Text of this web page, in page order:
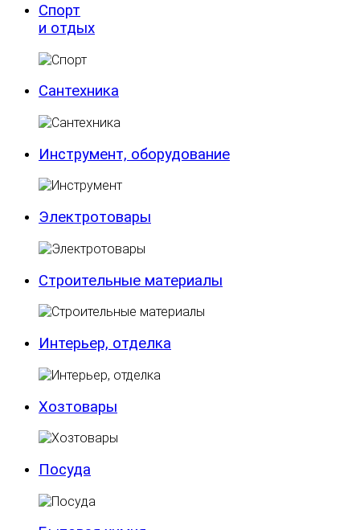
Спорт
и отдых
Сантехника
Инструмент, оборудование
Электротовары
Строительные материалы
Интерьер, отделка
Хозтовары
Посуда